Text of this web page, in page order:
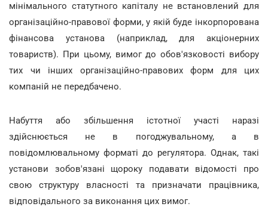
мінімального статутного капіталу не встановлений для
організаційно-правової форми, у якій буде інкорпорована
фінансова установа (наприклад, для акціонерних
товариств). При цьому, вимог до обов'язковості вибору
тих чи інших організаційно-правових форм для цих
компаній не передбачено.
Набуття або збільшення істотної участі наразі
здійснюється не в погоджувальному, а в
повідомлювальному форматі до регулятора. Однак, такі
установи зобов'язані щороку подавати відомості про
свою структуру власності та призначати працівника,
відповідального за виконання цих вимог.